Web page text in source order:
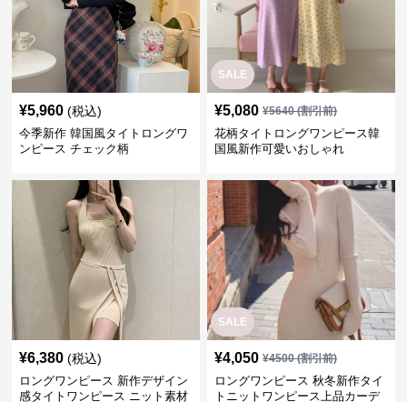
¥5,960 (税込)
今季新作 韓国風タイトロングワ
ンピース チェック柄
SALE
¥5,080 ¥5640(割引前)
花柄タイトロングワンピース韓
国風新作可愛いおしゃれ
¥6,380 (税込)
ロングワンピース 新作デザイン
感タイトワンピース ニット素材
SALE
¥4,050 ¥4500(割引前)
ロングワンピース 秋冬新作タイ
トニットワンピース上品カーデ